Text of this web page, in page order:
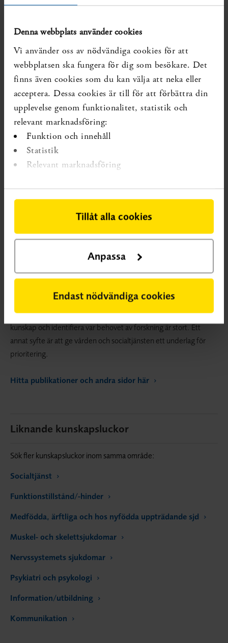
Denna webbplats använder cookies
Vi använder oss av nödvändiga cookies för att
webbplatsen ska fungera för dig som besökare. Det
finns även cookies som du kan välja att neka eller
acceptera. Dessa cookies är till för att förbättra din
upplevelse genom funktionalitet, statistik och
relevant marknadsföring:
Funktion och innehåll
Statistik
Relevant marknadsföring
Tillåt alla cookies
Anpassa
Endast nödvändiga cookies
social utvärdering (SBU); 2019. SBU Kartlägger, rapport
SBU 2023/917
Forskning som förändrar kunskapsläget kan ha tillkommit
senare.
VETENSKAPLIG KUNSKAPSLUCKAEn vetenskaplig
kunskapslucka innebär att systematiska översikter visar på osäker
Kunskapsluckorna publiceras på SBU:s webbplats. Ett syfte är att
ge forskare och forskningsfinansiärer tips om var det saknas
kunskap och identifiera var behovet av forskning är stort. Ett
annat syfte är att ge vården och socialtjänsten ett underlag för
prioritering.
Hitta publikationer och andra sidor här
Liknande kunskapsluckor
Sök fler kunskapsluckor inom samma område:
Socialtjänst
Funktionstillstånd/-hinder
Medfödda, ärftliga och hos nyfödda uppträdande sjd
Muskel- och skelettsjukdomar
Nervssystemets sjukdomar
Psykiatri och psykologi
Information/utbildning
Kommunikation